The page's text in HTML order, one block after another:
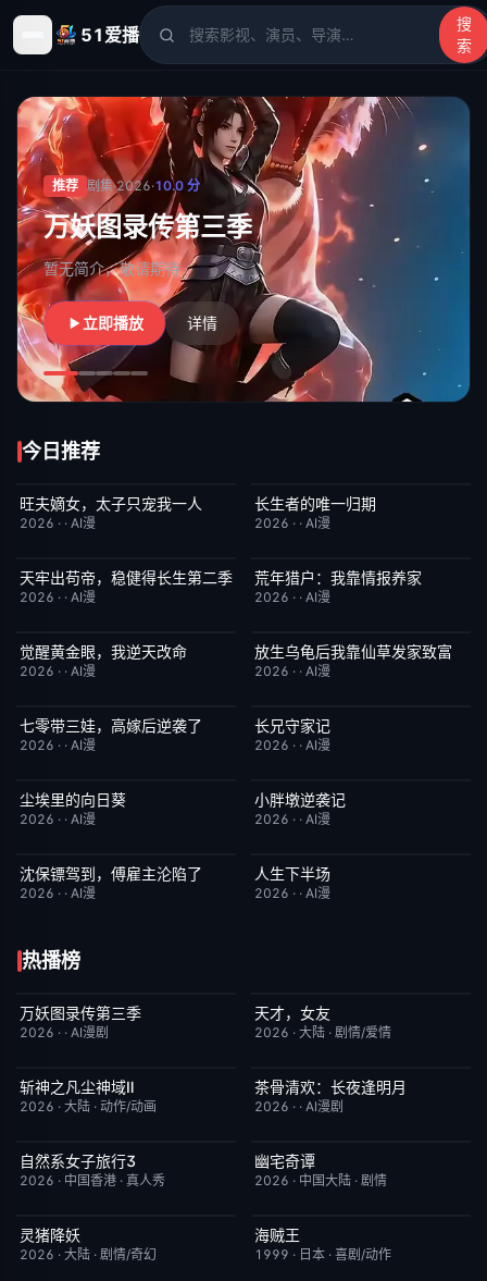
51爱播
搜
索
51爱播- 电影、电视剧、动漫、综艺、短剧高清在线观看
推荐 剧集·2026·10.0 分
茶骨清欢：长夜逢明月
暂无简介，敬请期待
立即播放 详情
今日推荐
完结
旺夫嫡女，太子只宠我一人
2026 · · AI漫
完结
长生者的唯一归期
2026 · · AI漫
完结 8.0
天牢出苟帝，稳健得长生第二季
2026 · · AI漫
完结
荒年猎户：我靠情报养家
2026 · · AI漫
完结
觉醒黄金眼，我逆天改命
2026 · · AI漫
完结 10.0
放生乌龟后我靠仙草发家致富
2026 · · AI漫
完结
七零带三娃，高嫁后逆袭了
2026 · · AI漫
完结
长兄守家记
2026 · · AI漫
完结
尘埃里的向日葵
2026 · · AI漫
完结
小胖墩逆袭记
2026 · · AI漫
完结
沈保镖驾到，傅雇主沦陷了
2026 · · AI漫
完结
人生下半场
2026 · · AI漫
热播榜
完结
万妖图录传第三季
2026 · · AI漫剧
更新至第16集
天才，女友
2026 · 大陆 · 剧情/爱情
更新至第09集
斩神之凡尘神域Ⅱ
2026 · 大陆 · 动作/动画
完结
茶骨清欢：长夜逢明月
2026 · · AI漫剧
已完结
自然系女子旅行3
2026 · 中国香港 · 真人秀
更新至第15集
幽宅奇谭
2026 · 中国大陆 · 剧情
本周更新
灵猪降妖
2026 · 大陆 · 剧情/奇幻
更新至第1172集
海贼王
1999 · 日本 · 喜剧/动作